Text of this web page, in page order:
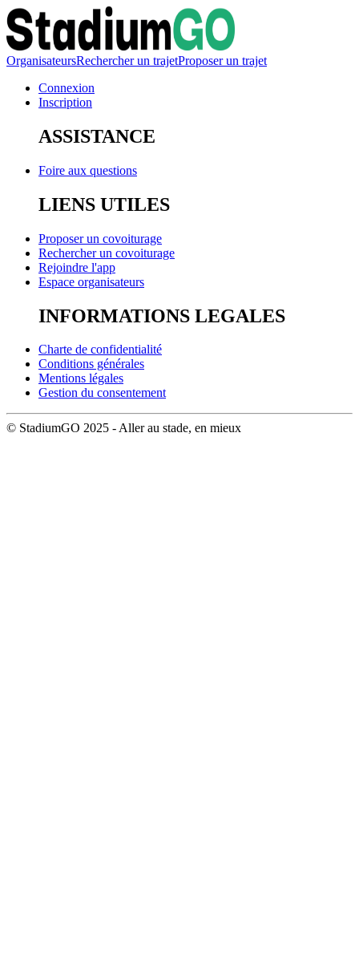
OrganisateursRechercher un trajetProposer un trajet
Connexion
Inscription
ASSISTANCE
Foire aux questions
LIENS UTILES
Proposer un covoiturage
Rechercher un covoiturage
Rejoindre l'app
Espace organisateurs
INFORMATIONS LEGALES
Charte de confidentialité
Conditions générales
Mentions légales
Gestion du consentement
© StadiumGO 2025 - Aller au stade, en mieux